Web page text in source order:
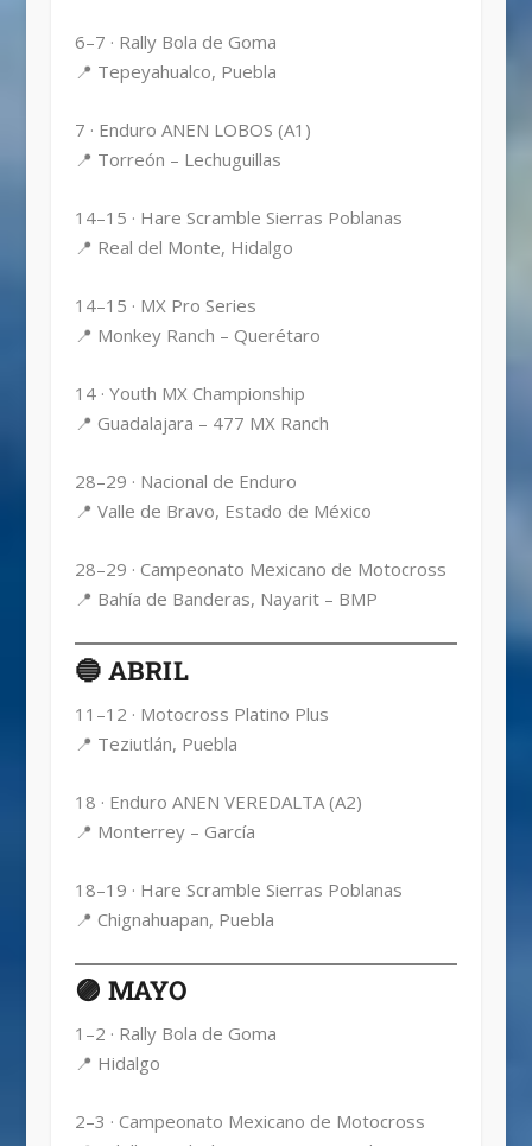
6–7 · Rally Bola de Goma
📍 Tepeyahualco, Puebla
7 · Enduro ANEN LOBOS (A1)
📍 Torreón – Lechuguillas
14–15 · Hare Scramble Sierras Poblanas
📍 Real del Monte, Hidalgo
14–15 · MX Pro Series
📍 Monkey Ranch – Querétaro
14 · Youth MX Championship
📍 Guadalajara – 477 MX Ranch
28–29 · Nacional de Enduro
📍 Valle de Bravo, Estado de México
28–29 · Campeonato Mexicano de Motocross
📍 Bahía de Banderas, Nayarit – BMP
🔵 ABRIL
11–12 · Motocross Platino Plus
📍 Teziutlán, Puebla
18 · Enduro ANEN VEREDALTA (A2)
📍 Monterrey – García
18–19 · Hare Scramble Sierras Poblanas
📍 Chignahuapan, Puebla
🟣 MAYO
1–2 · Rally Bola de Goma
📍 Hidalgo
2–3 · Campeonato Mexicano de Motocross